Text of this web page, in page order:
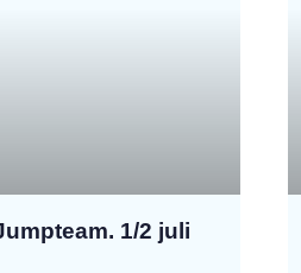
1/2 juli